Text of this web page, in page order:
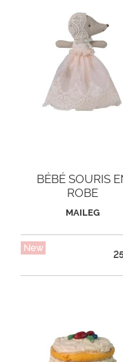
BÉBÉ SOURIS
ROBE
MAILEG
New